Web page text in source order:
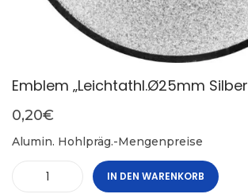
Emblem „Leichtathl.Ø25mm Silber
0,20€
Alumin. Hohlpräg.-Mengenpreise
IN DEN WARENKORB